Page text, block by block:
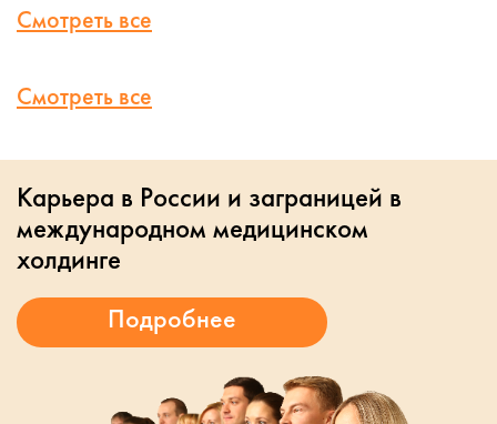
Смотреть все
Смотреть все
Карьера в России и заграницей в
международном медицинском
холдинге